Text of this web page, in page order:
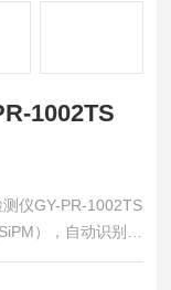
1002TS
仪GY-PR-1002TS
），自动识别农
CT比值等多拟合方